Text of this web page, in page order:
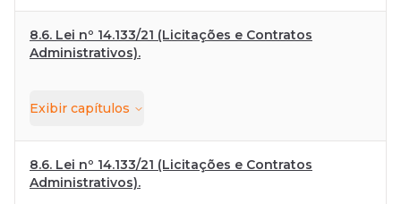
8.6. Lei nº 14.133/21 (Licitações e Contratos
Administrativos).
Exibir capítulos
8.6. Lei nº 14.133/21 (Licitações e Contratos
Administrativos).